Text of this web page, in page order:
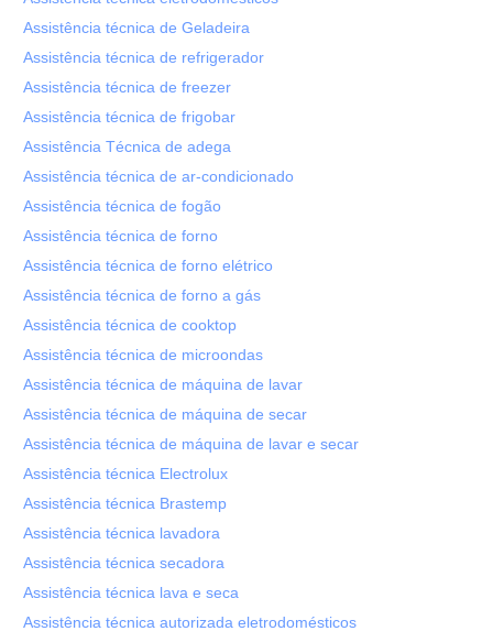
Assistência técnica de Geladeira
Assistência técnica de refrigerador
Assistência técnica de freezer
Assistência técnica de frigobar
Assistência Técnica de adega
Assistência técnica de ar-condicionado
Assistência técnica de fogão
Assistência técnica de forno
Assistência técnica de forno elétrico
Assistência técnica de forno a gás
Assistência técnica de cooktop
Assistência técnica de microondas
Assistência técnica de máquina de lavar
Assistência técnica de máquina de secar
Assistência técnica de máquina de lavar e secar
Assistência técnica Electrolux
Assistência técnica Brastemp
Assistência técnica lavadora
Assistência técnica secadora
Assistência técnica lava e seca
Assistência técnica autorizada eletrodomésticos